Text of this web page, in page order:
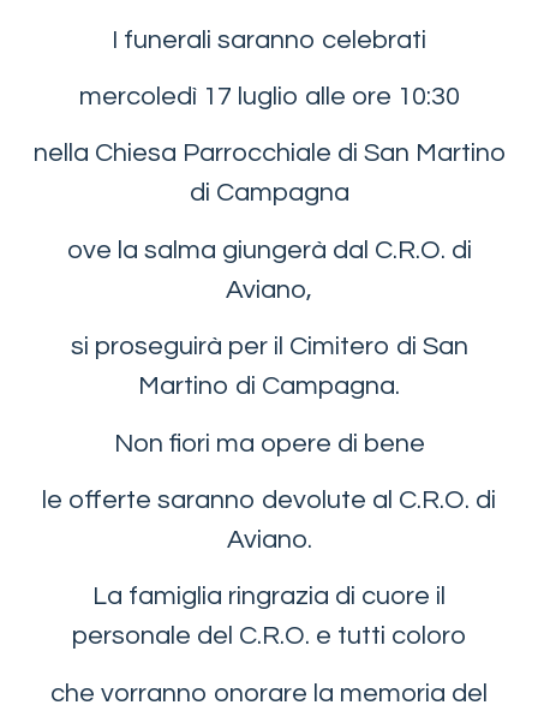
I funerali saranno celebrati
mercoledì 17 luglio alle ore 10:30
nella Chiesa Parrocchiale di San Martino
di Campagna
ove la salma giungerà dal C.R.O. di
Aviano,
si proseguirà per il Cimitero di San
Martino di Campagna.
Non fiori ma opere di bene
le offerte saranno devolute al C.R.O. di
Aviano.
La famiglia ringrazia di cuore il
personale del C.R.O. e tutti coloro
che vorranno onorare la memoria del